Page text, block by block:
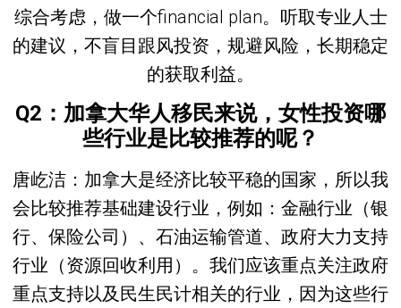
综合考虑，做一个financial plan。听取专业人士
的建议，不盲目跟风投资，规避风险，长期稳定
的获取利益。
Q2 ：加拿大华人移民来说，女性投资哪
些行业是比较推荐的呢？
唐屹洁： 加拿大是经济比较平稳的国家，所以我
会比较推荐基础建设行业，例如：金融行业（银
行、保险公司）、石油运输管道、政府大力支持
行业（资源回收利用）。我们应该重点关注政府
重点支持以及民生民计相关的行业，因为这些行